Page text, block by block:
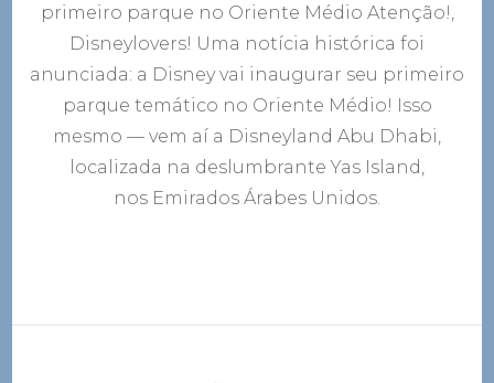
primeiro parque no Oriente Médio Atenção!,
Disneylovers! Uma notícia histórica foi
anunciada: a Disney vai inaugurar seu primeiro
parque temático no Oriente Médio! Isso
mesmo — vem aí a Disneyland Abu Dhabi,
localizada na deslumbrante Yas Island,
nos Emirados Árabes Unidos.